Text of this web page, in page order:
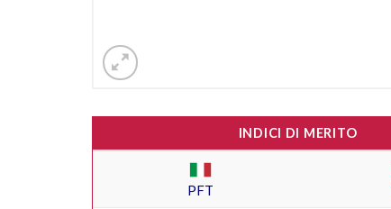
INDICI DI MERITO
PFT